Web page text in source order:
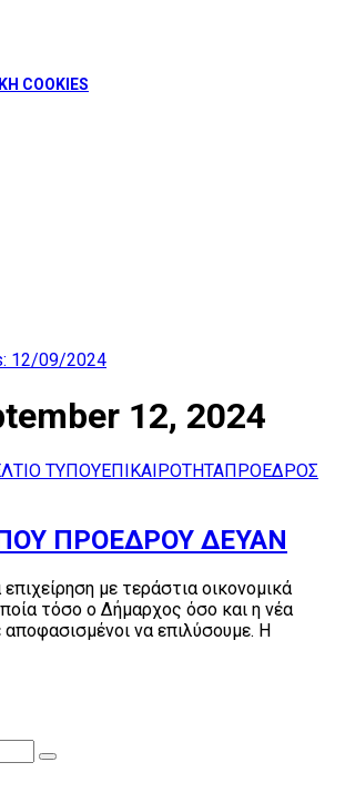
COOKIES
12/09/2024
12, 2024
ΤΥΠΟΥΕΠΙΚΑΙΡΟΤΗΤΑΠΡΟΕΔΡΟΣ
ΠΡΟΕΔΡΟΥ ΔΕΥΑΝ
με τεράστια οικονομικά
τόσο ο Δήμαρχος όσο και η νέα
αποφασισμένοι να επιλύσουμε. Η
Search